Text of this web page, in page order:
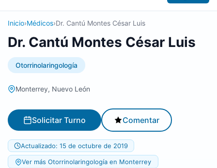
Inicio›Médicos›Dr. Cantú Montes César Luis
Dr. Cantú Montes César Luis
Otorrinolaringología
Monterrey, Nuevo León
Solicitar Turno Comentar
Actualizado: 15 de octubre de 2019
Ver más Otorrinolaringología en Monterrey